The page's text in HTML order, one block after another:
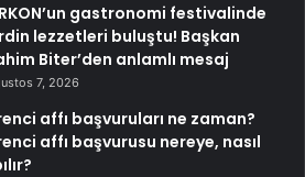
gastronomi festivalinde
lezzetleri buluştu! Başkan
Biter’den anlamlı mesaj
7, 2026
affı başvuruları ne zaman?
affı başvurusu nereye, nasıl